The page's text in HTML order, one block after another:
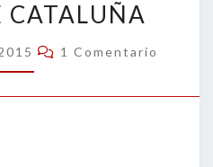
DUELE
CATALUÑA
CATALUÑA
Comentarios
1 Comentario